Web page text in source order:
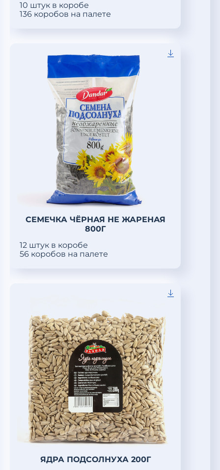
10 штук в коробе
136 коробов на палете
СЕМЕЧКА ЧЁРНАЯ НЕ ЖАРЕНАЯ
800Г
12 штук в коробе
56 коробов на палете
ЯДРА ПОДСОЛНУХА 200Г